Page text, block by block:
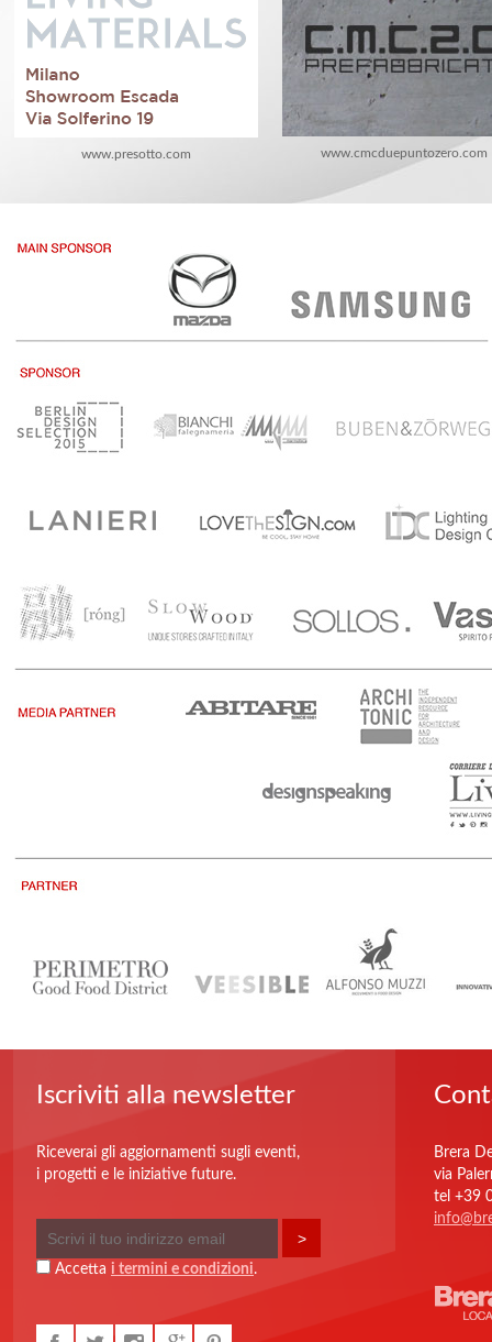
www.presotto.com www.cmcduepuntozero.com
Iscriviti alla newsletter
Riceverai gli aggiornamenti sugli eventi,
i progetti e le iniziative future.
Accetta i termini e condizioni.
Brera
via
tel +39